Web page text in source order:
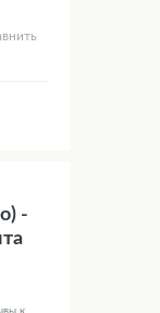
-
к